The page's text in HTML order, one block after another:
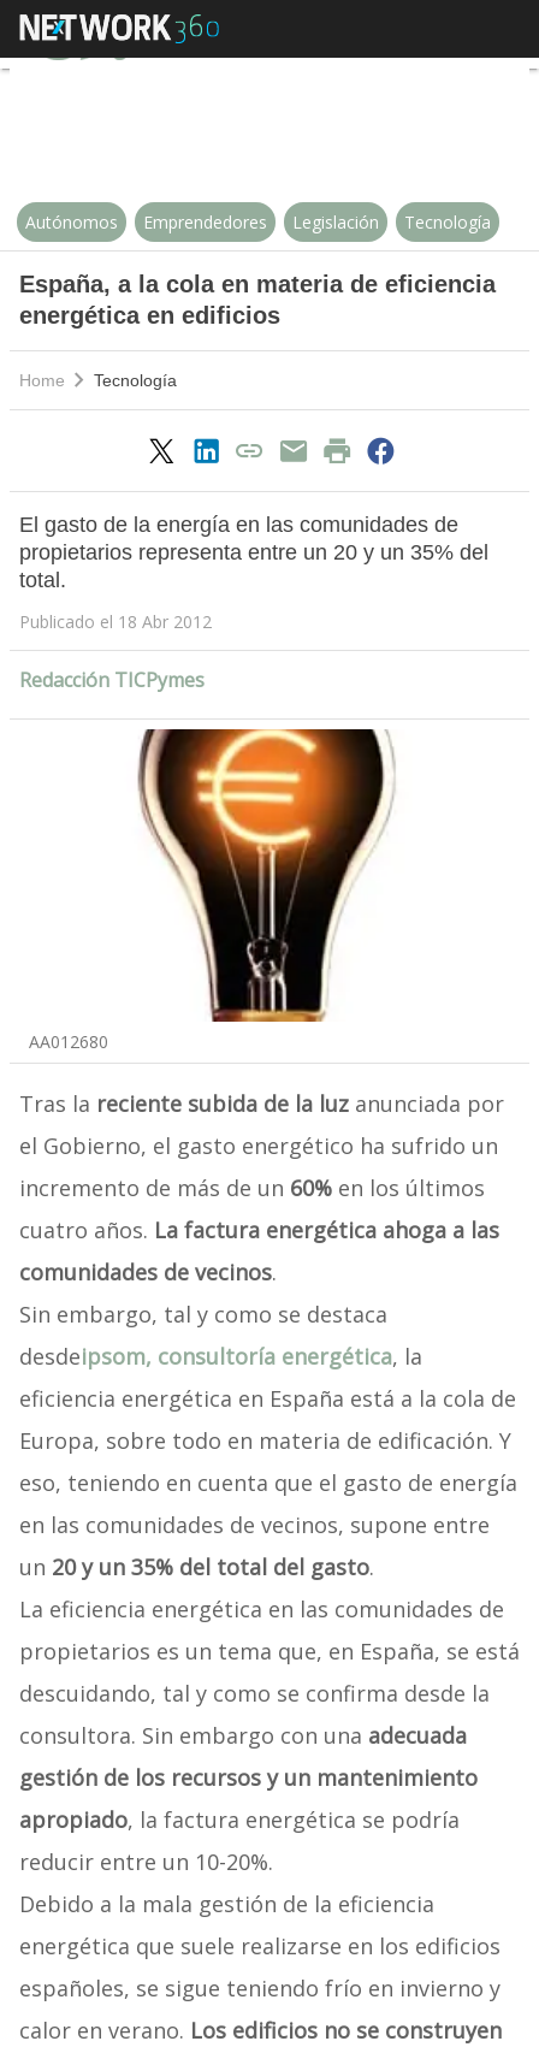
España, a la cola en materia de
Autónomos Emprendedores Legislación Tecnología
España, a la cola en materia de eficiencia
energética en edificios
Home Tecnología
El gasto de la energía en las comunidades de
propietarios representa entre un 20 y un 35% del
total.
Publicado el 18 Abr 2012
Redacción TICPymes
AA012680
Tras la reciente subida de la luzanunciada por
el Gobierno, el gasto energético ha sufrido un
incremento de más de un 60%en los últimos
cuatro años. La factura energética ahoga a las
comunidades de vecinos.
Sin embargo, tal y como se destaca
desdeipsom, consultoría energética, la
eficiencia energética en España está a la cola de
Europa, sobre todo en materia de edificación. Y
eso, teniendo en cuenta que el gasto de energía
en las comunidades de vecinos, supone entre
un 20 y un 35% del total del gasto.
La eficiencia energética en las comunidades de
propietarios es un tema que, en España, se está
descuidando, tal y como se confirma desde la
consultora. Sin embargo con una adecuada
gestión de los recursos y un mantenimiento
apropiado, la factura energética se podría
reducir entre un 10-20%.
Debido a la mala gestión de la eficiencia
energética que suele realizarse en los edificios
españoles, se sigue teniendo frío en invierno y
calor en verano. Los edificios no se construyen